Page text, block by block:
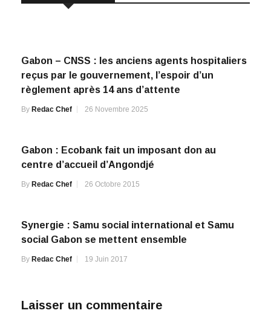
Gabon – CNSS : les anciens agents hospitaliers
reçus par le gouvernement, l’espoir d’un
règlement après 14 ans d’attente
By Redac Chef 26 Novembre 2025
Gabon : Ecobank fait un imposant don au
centre d’accueil d’Angondjé
By Redac Chef 26 Octobre 2015
Synergie : Samu social international et Samu
social Gabon se mettent ensemble
By Redac Chef 19 Juin 2017
Laisser un commentaire